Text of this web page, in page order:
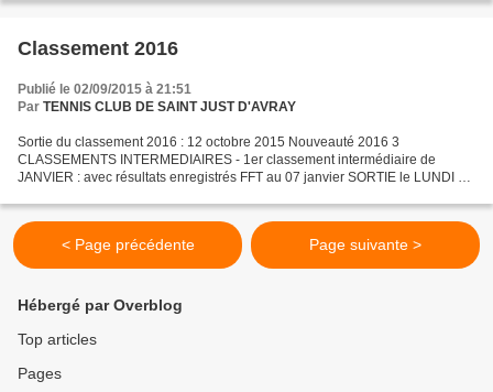
Classement 2016
Publié le 02/09/2015 à 21:51
Par TENNIS CLUB DE SAINT JUST D'AVRAY
Sortie du classement 2016 : 12 octobre 2015 Nouveauté 2016 3
CLASSEMENTS INTERMEDIAIRES - 1er classement intermédiaire de
JANVIER : avec résultats enregistrés FFT au 07 janvier SORTIE le LUNDI 11
< Page précédente Page suivante >
Hébergé par Overblog
Top articles
Pages